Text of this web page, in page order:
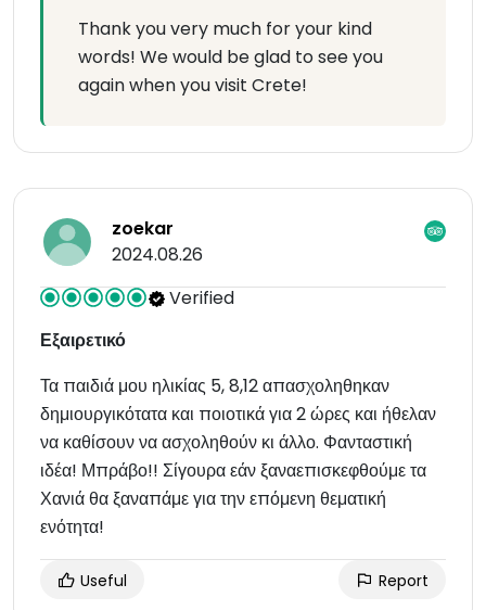
Thank you very much for your kind
words! We would be glad to see you
again when you visit Crete!
zoekar
2024.08.26
Verified
Εξαιρετικό
Τα παιδιά μου ηλικίας 5, 8,12 απασχοληθηκαν
δημιουργικότατα και ποιοτικά για 2 ώρες και ήθελαν
να καθίσουν να ασχοληθούν κι άλλο. Φανταστική
ιδέα! Μπράβο!! Σίγουρα εάν ξαναεπισκεφθούμε τα
Χανιά θα ξαναπάμε για την επόμενη θεματική
ενότητα!
Useful Report